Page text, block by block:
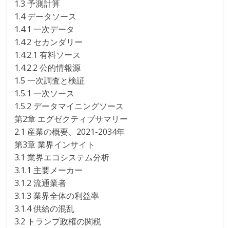
1.3 予測計算
1.4 データソース
1.4.1 一次データ
1.4.2 セカンダリー
1.4.2.1 有料ソース
1.4.2.2 公的情報源
1.5 一次調査と検証
1.5.1 一次ソース
1.5.2 データマイニングソース
第2章 エグゼクティブサマリー
2.1 産業の概要、2021-2034年
第3章 業界インサイト
3.1 業界エコシステム分析
3.1.1 主要メーカー
3.1.2 流通業者
3.1.3 業界全体の利益率
3.1.4 供給の混乱
3.2 トランプ政権の関税